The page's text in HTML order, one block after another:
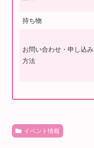
持ち物
お問い合わせ・申し込み
方法
イベント情報